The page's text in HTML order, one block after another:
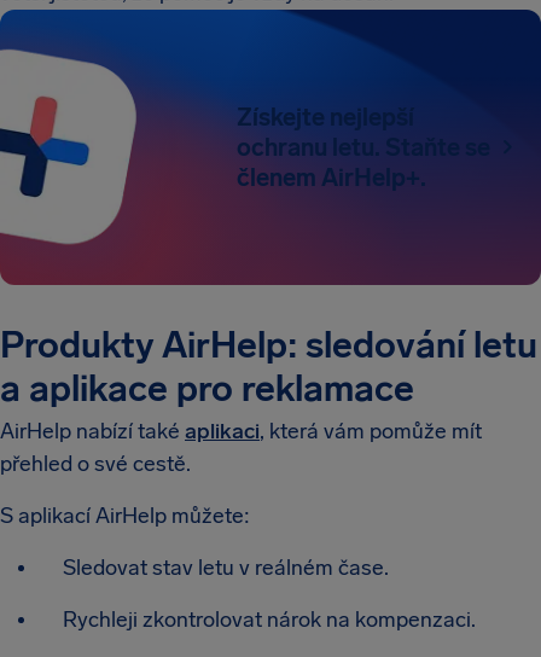
Získejte nejlepší
ochranu letu. Staňte se
členem AirHelp+.
Produkty AirHelp: sledování letu
a aplikace pro reklamace
AirHelp nabízí také aplikaci, která vám pomůže mít
přehled o své cestě.
S aplikací AirHelp můžete:
Sledovat stav letu v reálném čase.
Rychleji zkontrolovat nárok na kompenzaci.